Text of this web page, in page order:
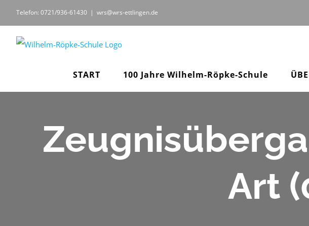
Inhalt
springen
Telefon: 0721/936-61430 | wrs@wrs-ettlingen.de
START 100 Jahre Wilhelm-Röpke-Schule
Art